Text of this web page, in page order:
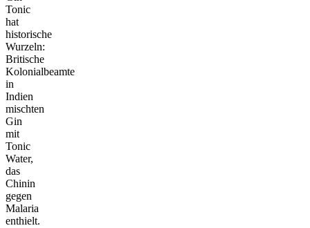
Tonic
hat
historische
Wurzeln:
Britische
Kolonialbeamte
in
Indien
mischten
Gin
mit
Tonic
Water,
das
Chinin
gegen
Malaria
enthielt.